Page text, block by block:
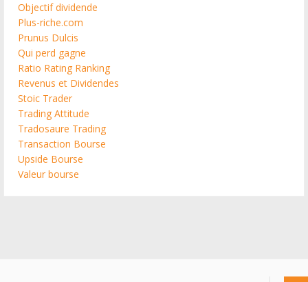
Objectif dividende
Plus-riche.com
Prunus Dulcis
Qui perd gagne
Ratio Rating Ranking
Revenus et Dividendes
Stoic Trader
Trading Attitude
Tradosaure Trading
Transaction Bourse
Upside Bourse
Valeur bourse